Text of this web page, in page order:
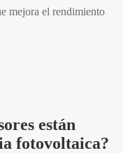
mejora el rendimiento
están
fotovoltaica?